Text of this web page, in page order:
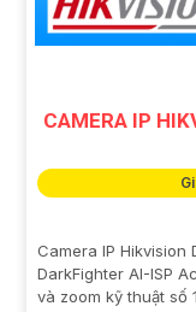
CAMERA IP
Camera IP Hikvision
DarkFighter AI-ISP
và zoom kỹ thuật số